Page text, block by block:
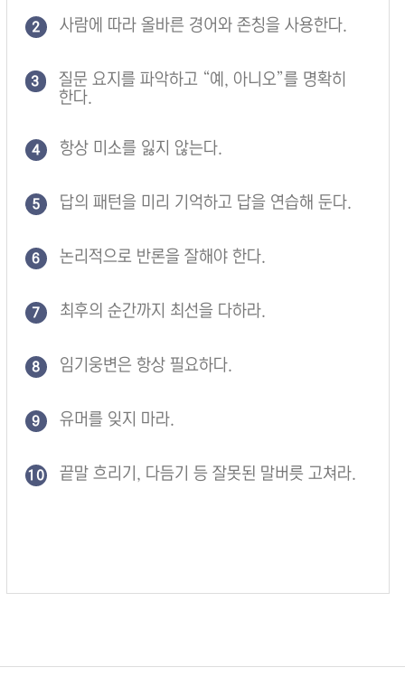
2 사람에 따라 올바른 경어와 존칭을 사용한다.
3
질문 요지를 파악하고 “예, 아니오”를 명확히
한다.
4 항상 미소를 잃지 않는다.
5 답의 패턴을 미리 기억하고 답을 연습해 둔다.
6 논리적으로 반론을 잘해야 한다.
7 최후의 순간까지 최선을 다하라.
8 임기웅변은 항상 필요하다.
9 유머를 잊지 마라.
10 끝말 흐리기, 다듬기 등 잘못된 말버릇 고쳐라.